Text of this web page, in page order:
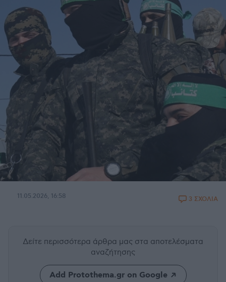
11.05.2026, 16:58 3 ΣΧΟΛΙΑ
Δείτε περισσότερα άρθρα μας στα αποτελέσματα
αναζήτησης
Add Protothema.gr on Google